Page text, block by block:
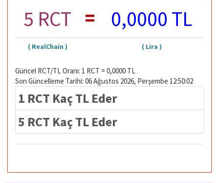
5 RCT = 0,0000 TL
( RealChain ) ( Lira )
Güncel RCT/TL Oranı: 1 RCT = 0,0000 TL
Son Güncelleme Tarihi: 06 Ağustos 2026, Perşembe 12:50:02
1 RCT Kaç TL Eder
5 RCT Kaç TL Eder